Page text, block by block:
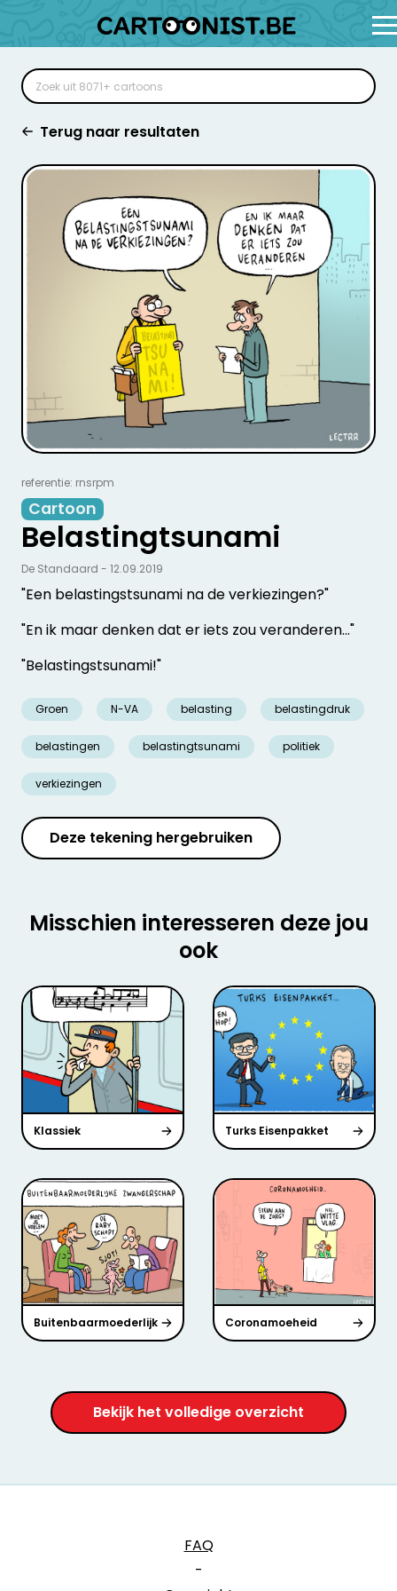
Terug naar resultaten
referentie: rnsrpm
Cartoon
Belastingtsunami
"Een belastingstsunami na de verkiezingen?"
"En ik maar denken dat er iets zou veranderen..."
"Belastingstsunami!"
Groen N-VA belasting belastingdruk
belastingen belastingtsunami politiek
verkiezingen
De Standaard - 12.09.2019
Deze tekening hergebruiken
Misschien interesseren deze jou
ook
Klassiek Turks Eisenpakket
Buitenbaarmoederlijk Coronamoeheid
Bekijk het volledige overzicht
FAQ
-